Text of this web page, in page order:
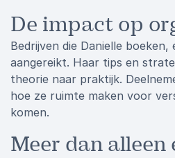
De impact op
Bedrijven die Danielle
aangereikt. Haar tips en
theorie naar praktijk.
hoe ze ruimte maken voor
komen.
Meer dan alleen